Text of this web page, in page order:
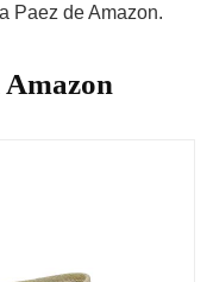
Paez de Amazon.
Amazon